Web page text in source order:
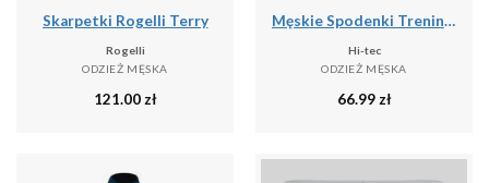
Skarpetki Rogelli Terry
Rogelli
ODZIEŻ MĘSKA
121.00 zł
Męskie Spodenki Treningowe Hisam
Hi-tec
ODZIEŻ MĘSKA
66.99 zł